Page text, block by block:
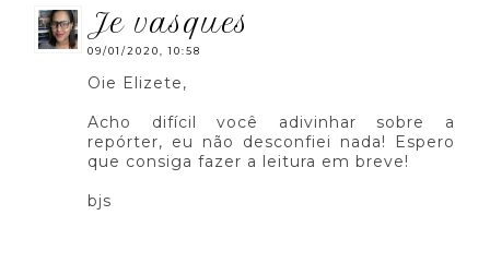
je vasques
09/01/2020, 10:58
Oie Elizete,
Acho difícil você adivinhar sobre a
repórter, eu não desconfiei nada! Espero
que consiga fazer a leitura em breve!
bjs